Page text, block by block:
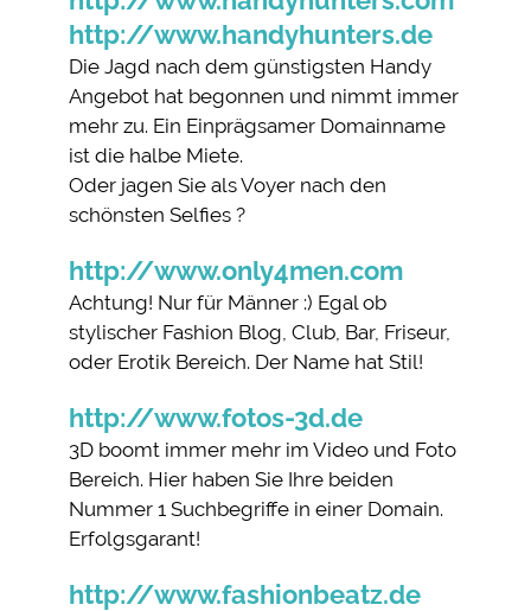
http://www.handyhunters.de
Die Jagd nach dem günstigsten Handy
Angebot hat begonnen und nimmt immer
mehr zu. Ein Einprägsamer Domainname
ist die halbe Miete.
Oder jagen Sie als Voyer nach den
schönsten Selfies ?
http://www.only4men.com
Achtung! Nur für Männer :) Egal ob
stylischer Fashion Blog, Club, Bar, Friseur,
oder Erotik Bereich. Der Name hat Stil!
http://www.fotos-3d.de
3D boomt immer mehr im Video und Foto
Bereich. Hier haben Sie Ihre beiden
Nummer 1 Suchbegriffe in einer Domain.
Erfolgsgarant!
http://www.fashionbeatz.de